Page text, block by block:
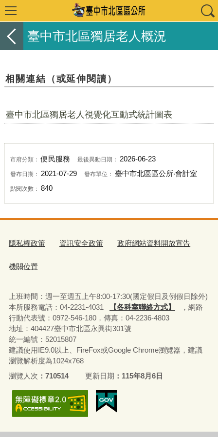
臺中市北區獨居老人概況
相關連結（或延伸閱讀）
臺中市北區獨居老人視覺化互動式統計圖表
市府分類：便民服務 最後異動日期： 2026-06-23
發布日期： 2021-07-29 發布單位： 臺中市北區區公所‧會計室
點閱次數： 840
隱私權政策 資訊安全政策 政府網站資料開放宣告
機關位置
上班時間：週一至週五上午8:00-17:30(國定假日及例假日除外)
本所服務電話：04-2231-4031
【各科室聯絡方式】
，網路
行動代表號：0972-546-180， 傳真：04-2236-4803
地址：404427臺中市北區永興街301號
統一編號：52015807
建議使用IE9.0以上、FireFox或Google Chrome瀏覽器，建議
瀏覽解析度為1024x768
瀏覽人次
710514 更新日期 115年8月6日